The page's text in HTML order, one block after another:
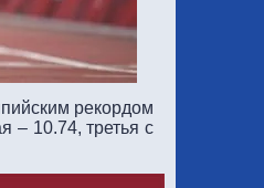
рекордом
– 10.74, третья с